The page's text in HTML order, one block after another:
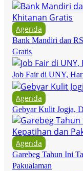
Agenda
Bank Mandiri dan
Gratis
Job Fair di UNY,
Agenda
Gebyar Kulit Jogja,
Agenda
Garebeg Tahun Ini
Pakualaman